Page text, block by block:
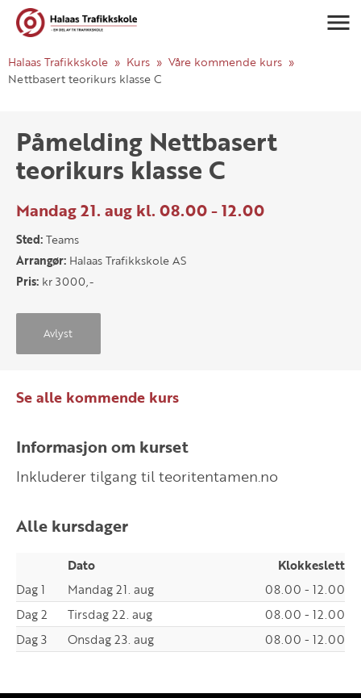
Halaas Trafikkskole Kurs
Våre kommende kurs
Nettbasert teorikurs klasse C
Påmelding Nettbasert
teorikurs klasse C
Mandag 21. aug kl. 08.00 - 12.00
Sted:Teams
Arrangør: Halaas Trafikkskole AS
Pris: kr 3000,-
Avlyst
Se alle kommende kurs
Informasjon om kurset
Inkluderer tilgang til teoritentamen.no
Alle kursdager
Dato
Klokkeslett
Dag 1
Mandag 21. aug
08.00 - 12.00
Dag 2
Tirsdag 22. aug
08.00 - 12.00
Dag 3
Onsdag 23. aug 08.00 - 12.00